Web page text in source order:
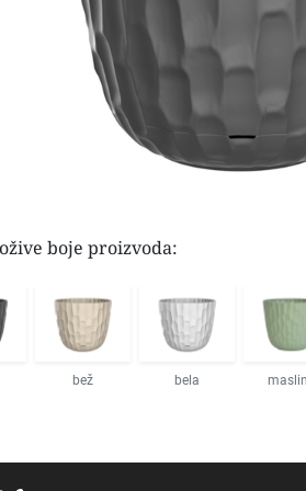
boje proizvoda:
bež bela